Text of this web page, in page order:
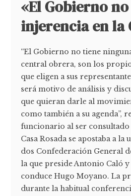
«El Gobierno
injerencia en la
“El Gobierno no tiene
central obrera, son los
que eligen a sus
será motivo de análisis y
que quieran darle al
como también a su agenda”,
funcionario al ser consultado
Casa Rosada se apostaba a la
dos Confederación General
la que preside Antonio Caló
conduce Hugo Moyano. La
durante la habitual